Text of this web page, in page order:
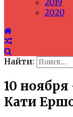
2019
2020
Найти:
10
Кати